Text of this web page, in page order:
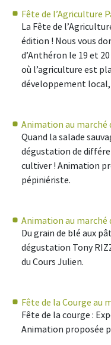
Fête de l’Agriculture
La Fête de
édition ! Nous vous
d’Anthéron le 19 et
où l’agriculture est
développement
Animation au marché
Quand la salade
dégustation de
cultiver ! Animation
pépiniériste.
Animation au marché
Du grain de blé aux
dégustation Tony
du Cours Julien.
Fête de la Courge au
Fête de la courge :
Animation proposée